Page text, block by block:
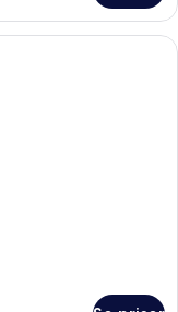
med seng, to stole,